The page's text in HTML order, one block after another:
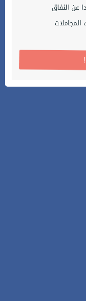
عن النفاق